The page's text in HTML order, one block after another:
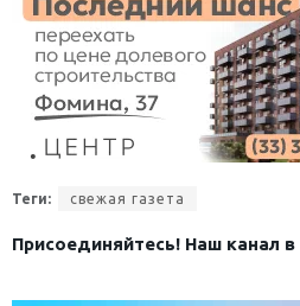
Теги: свежая газета
Присоединяйтесь! Наш канал в